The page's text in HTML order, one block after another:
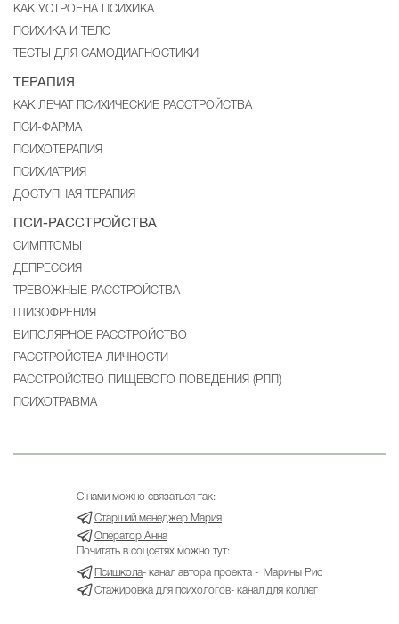
КАК УСТРОЕНА ПСИХИКА
ПСИХИКА И ТЕЛО
ТЕСТЫ ДЛЯ САМОДИАГНОСТИКИ
ТЕРАПИЯ
КАК ЛЕЧАТ ПСИХИЧЕСКИЕ РАССТРОЙСТВА
ПСИ-ФАРМА
ПСИХОТЕРАПИЯ
ПСИХИАТРИЯ
ДОСТУПНАЯ ТЕРАПИЯ
ПСИ-РАССТРОЙСТВА
CИМПТОМЫ
ДЕПРЕССИЯ
ТРЕВОЖНЫЕ РАССТРОЙСТВА
ШИЗОФРЕНИЯ
БИПОЛЯРНОЕ РАССТРОЙСТВО
РАССТРОЙСТВА ЛИЧНОСТИ
РАССТРОЙСТВО ПИЩЕВОГО ПОВЕДЕНИЯ (РПП)
ПСИХОТРАВМА
С нами можно связаться так:
Старший менеджер Мария
Оператор Анна
Почитать в соцсетях можно тут:
Псишкола- канал автора проекта - Марины Рис
Стажировка для психологов- канал для коллег